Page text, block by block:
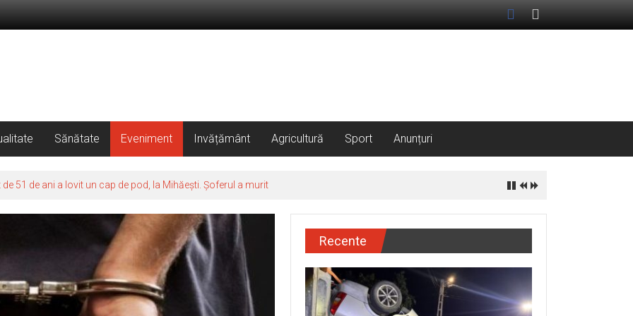
Sănătate Eveniment Invățământ Agricultură Sport Anunțuri
51 de ani a lovit un cap de pod, la Mihăești. Șoferul a murit
Recente